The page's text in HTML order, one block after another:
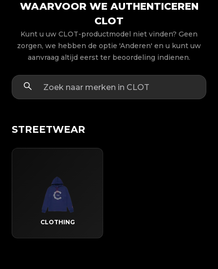
WAARVOOR WE AUTHENTICEREN
CLOT
Kunt u uw CLOT-productmodel niet vinden? Geen
zorgen, we hebben de optie 'Anderen' en u kunt uw
aanvraag altijd eerst ter beoordeling indienen.
STREETWEAR
CLOTHING